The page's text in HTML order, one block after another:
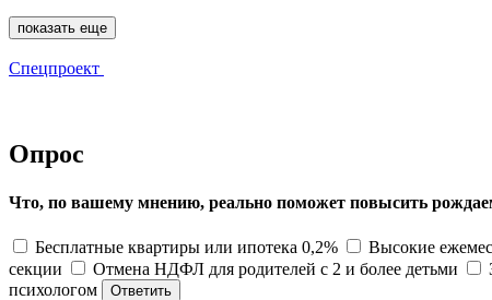
показать еще
Спецпроект
Опрос
Что, по вашему мнению, реально поможет повысить
Бесплатные квартиры или ипотека 0,2% Высокие
секции
Отмена НДФЛ для родителей с 2 и более детьми
психологом